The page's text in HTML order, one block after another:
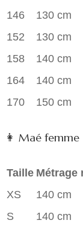
146
130 cm
152
130 cm
158
140 cm
164
140 cm
170
150 cm
👩 Maé femme
Taille Métrage
XS
140 cm
S
140 cm